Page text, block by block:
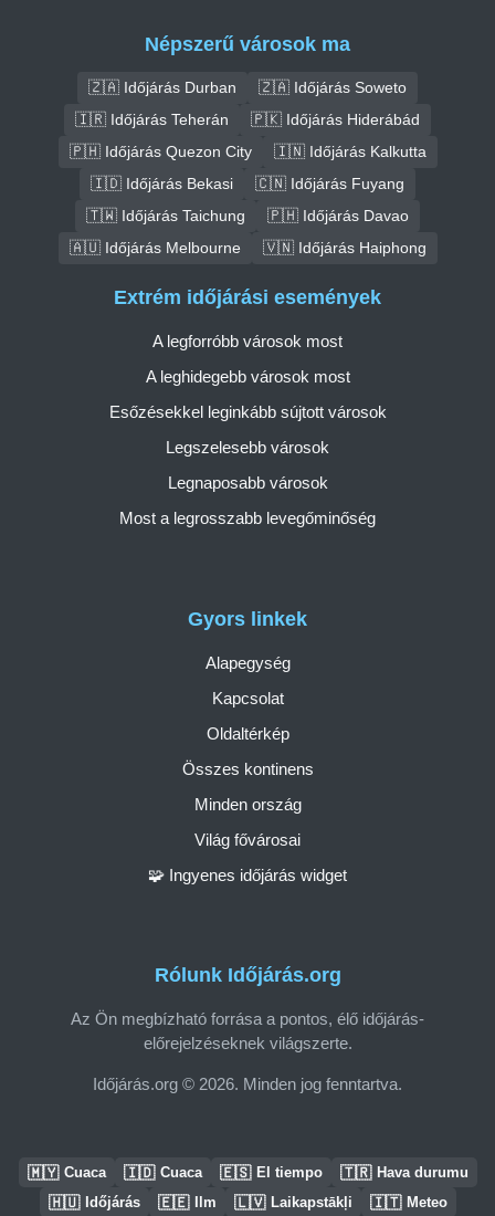
Népszerű városok ma
🇿🇦 Időjárás Durban
🇿🇦 Időjárás Soweto
🇮🇷 Időjárás Teherán
🇵🇰 Időjárás Hiderábád
🇵🇭 Időjárás Quezon City
🇮🇳 Időjárás Kalkutta
🇮🇩 Időjárás Bekasi
🇨🇳 Időjárás Fuyang
🇹🇼 Időjárás Taichung
🇵🇭 Időjárás Davao
🇦🇺 Időjárás Melbourne
🇻🇳 Időjárás Haiphong
Rólunk Időjárás.org
Az Ön megbízható forrása a pontos, élő időjárás-
előrejelzéseknek világszerte.
Időjárás.org © 2026. Minden jog fenntartva.
Gyors linkek
Alapegység
Kapcsolat
Oldaltérkép
Összes kontinens
Minden ország
Világ fővárosai
🧩 Ingyenes időjárás widget
Extrém időjárási események
A legforróbb városok most
A leghidegebb városok most
Esőzésekkel leginkább sújtott városok
Legszelesebb városok
Legnaposabb városok
Most a legrosszabb levegőminőség
🇲🇾 Cuaca 🇮🇩 Cuaca 🇪🇸 El tiempo 🇹🇷 Hava durumu
🇭🇺 Időjárás 🇪🇪 Ilm 🇱🇻 Laikapstākļi 🇮🇹 Meteo